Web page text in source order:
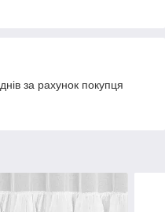
за рахунок покупця